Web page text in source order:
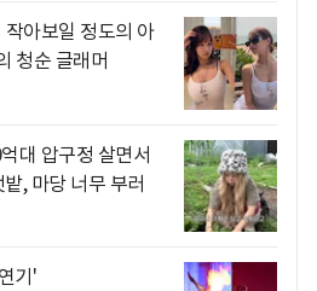
아보일 정도의 아
청순 글래머
대 압구정 살면서
, 마당 너무 부러
기'